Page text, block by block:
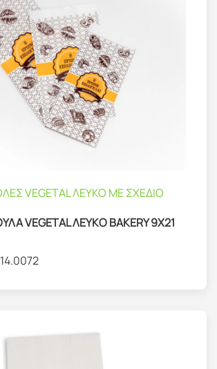
VEGETAL ΛΕΥΚΟ ΜΕ ΣΧΕΔΙΟ
VEGETAL ΛΕΥΚO BAKERY 9Χ21